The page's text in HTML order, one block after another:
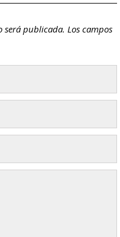
será publicada. Los campos